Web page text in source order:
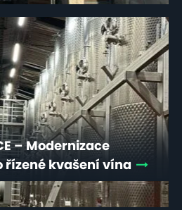
– Modernizace
řízené kvašení vína